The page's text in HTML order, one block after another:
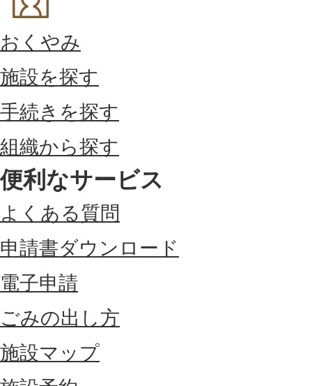
おくやみ
施設を探す
手続きを探す
組織から探す
便利なサービス
よくある質問
申請書ダウンロード
電子申請
ごみの出し方
施設マップ